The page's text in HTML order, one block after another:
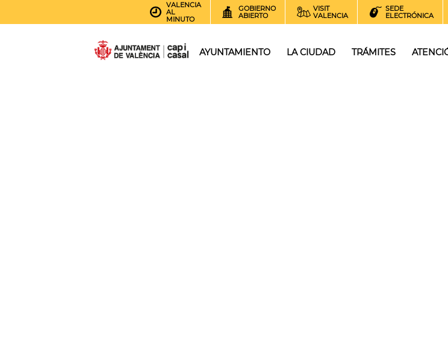
VALENCIA
AL
MINUTO
GOBIERNO
ABIERTO
VISIT
VALENCIA
SEDE
ELECTRÓNICA
AYUNTAMIENTO LA CIUDAD TRÁMITES